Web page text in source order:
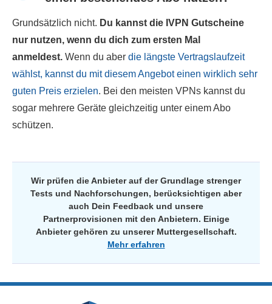
Grundsätzlich nicht. Du kannst die IVPN Gutscheine
nur nutzen, wenn du dich zum ersten Mal
anmeldest. Wenn du aber die längste Vertragslaufzeit
wählst, kannst du mit diesem Angebot einen wirklich sehr
guten Preis erzielen. Bei den meisten VPNs kannst du
sogar mehrere Geräte gleichzeitig unter einem Abo
schützen.
Wir prüfen die Anbieter auf der Grundlage strenger
Tests und Nachforschungen, berücksichtigen aber
auch Dein Feedback und unsere
Partnerprovisionen mit den Anbietern. Einige
Anbieter gehören zu unserer Muttergesellschaft.
Mehr erfahren